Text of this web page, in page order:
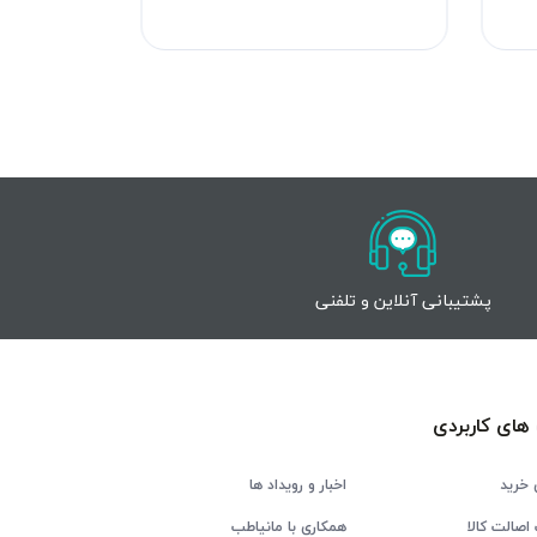
پشتیبانی آنلاین و تلفنی
کاربردی
خرید
اخبار و رویداد ها
کالا
همکاری با مانیاطب